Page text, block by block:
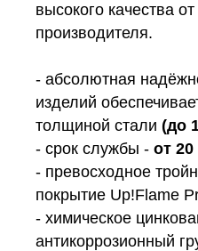
высокого качества
производителя.
- абсолютная
изделий
толщиной стали (до
- срок службы - от
- превосходное
покрытие Up!Flame
- химическое
антикоррозионный